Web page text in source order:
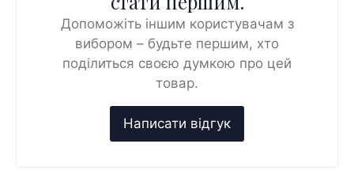
Допоможіть іншим користувачам з
вибором – будьте першим, хто
поділиться своєю думкою про цей
товар.